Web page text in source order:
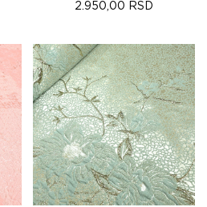
2.950,00 RSD